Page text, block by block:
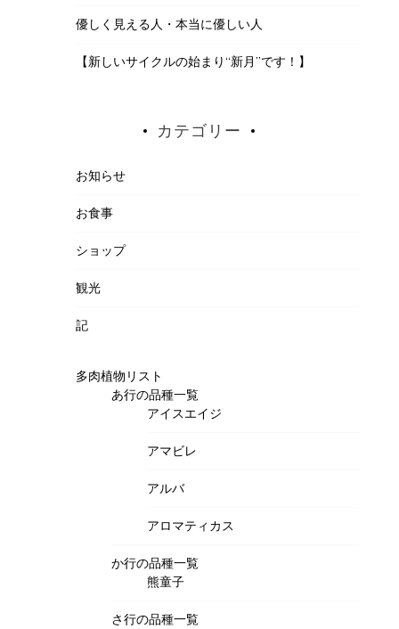
優しく見える人・本当に優しい人
【新しいサイクルの始まり“新月”です！】
カテゴリー
お知らせ
お食事
ショップ
観光
記
多肉植物リスト
あ行の品種一覧
アイスエイジ
アマビレ
アルバ
アロマティカス
か行の品種一覧
熊童子
さ行の品種一覧